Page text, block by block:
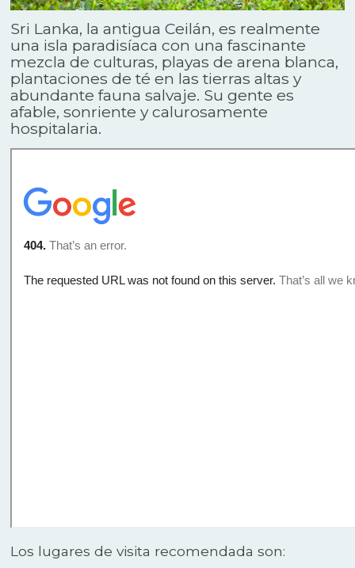
Sri Lanka, la antiguaCeilán, es realmente
una isla paradisíaca con una fascinante
mezcla de culturas, playas de arena blanca,
plantaciones de té en las tierras altas y
abundante fauna salvaje. Su gente es
afable, sonriente y calurosamente
hospitalaria.
Los lugares de visita recomendada son: